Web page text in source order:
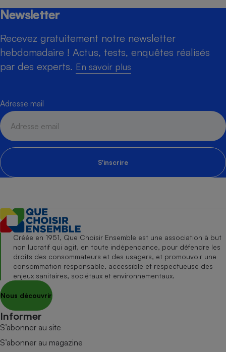
Newsletter
Recevez gratuitement notre newsletter
hebdomadaire ! Actus, tests, enquêtes réalisés
par des experts. En savoir plus
Adresse mail
S'inscrire
Créée en 1951, Que Choisir Ensemble est une association à but
non lucratif qui agit, en toute indépendance, pour défendre les
droits des consommateurs et des usagers, et promouvoir une
consommation responsable, accessible et respectueuse des
enjeux sanitaires, sociétaux et environnementaux.
Nous découvrir
Informer
S’abonner au site
S’abonner au magazine